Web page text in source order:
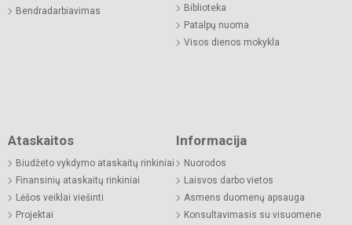
Bendradarbiavimas
Biblioteka
Patalpų nuoma
Visos dienos mokykla
Ataskaitos
Biudžeto vykdymo ataskaitų rinkiniai
Finansinių ataskaitų rinkiniai
Lėšos veiklai viešinti
Projektai
Informacija
Nuorodos
Laisvos darbo vietos
Asmens duomenų apsauga
Konsultavimasis su visuomene